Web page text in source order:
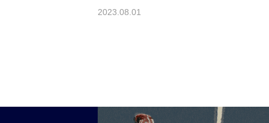
株式会社シオザワ 代表取締役社長）
2023.08.01